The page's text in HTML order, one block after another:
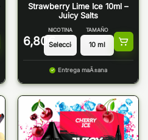
Strawberry Lime Ice 10ml –
Juicy Salts
6,80 €
NICOTINA TAMAÑO
Entrega maÃ±ana